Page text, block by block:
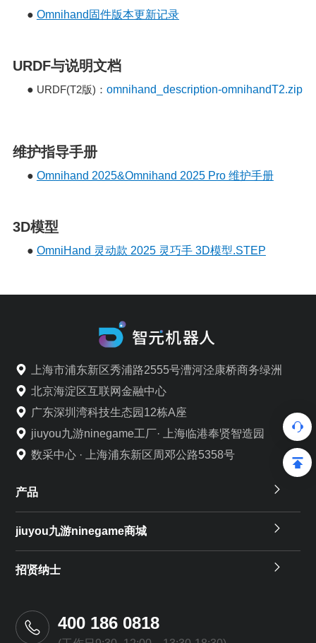
● Omnihand固件版本更新记录
URDF与说明文档
● URDF(T2版) ： omnihand_description-omnihandT2.zip
维护指导手册
● Omnihand 2025&Omnihand 2025 Pro 维护手册
3D模型
● OmniHand 灵动款 2025 灵巧手 3D模型.STEP
上海市浦东新区秀浦路2555号漕河泾康桥商务绿洲
北京海淀区互联网金融中心
广东深圳湾科技生态园12栋A座
jiuyou九游ninegame工厂· 上海临港奉贤智造园
数采中心 · 上海浦东新区周邓公路5358号
产品
jiuyou九游ninegame商城
招贤纳士
400 186 0818